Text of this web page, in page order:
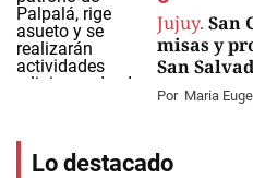
Jujuy. San
misas y
San
Por Maria
Lo destacado